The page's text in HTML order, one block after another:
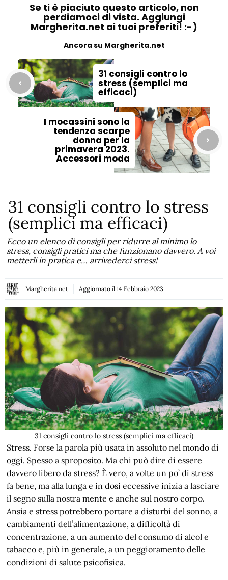
Se ti è piaciuto questo articolo, non
perdiamoci di vista. Aggiungi
Margherita.net ai tuoi preferiti! :-)
Ancora su Margherita.net
31 consigli contro lo
stress (semplici ma
efficaci)
I mocassini sono la
tendenza scarpe
donna per la
primavera 2023.
Accessori moda
31 consigli contro lo stress
(semplici ma efficaci)
Ecco un elenco di consigli per ridurre al minimo lo
stress, consigli pratici ma che funzionano davvero. A voi
metterli in pratica e… arrivederci stress!
Margherita.net Aggiornato il 14 Febbraio 2023
31 consigli contro lo stress (semplici ma efficaci)
Stress. Forse la parola più usata in assoluto nel mondo di
oggi. Spesso a sproposito. Ma chi può dire di essere
davvero libero da stress? È vero, a volte un po’ di stress
fa bene, ma alla lunga e in dosi eccessive inizia a lasciare
il segno sulla nostra mente e anche sul nostro corpo.
Ansia e stress potrebbero portare a disturbi del sonno, a
cambiamenti dell’alimentazione, a difficoltà di
concentrazione, a un aumento del consumo di alcol e
tabacco e, più in generale, a un peggioramento delle
condizioni di salute psicofisica.